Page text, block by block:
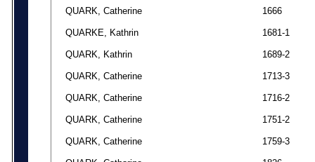
QUARK, Catherine 1666
QUARKE, Kathrin 1681-1
QUARK, Kathrin 1689-2
QUARK, Catherine 1713-3
QUARK, Catherine 1716-2
QUARK, Catherine 1751-2
QUARK, Catherine 1759-3